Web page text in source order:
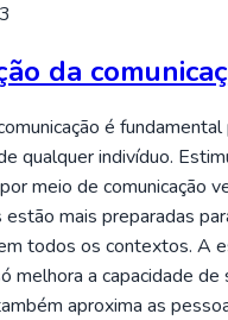
da
é fundamental
qualquer indivíduo.
meio de comunicação
mais preparadas
todos os contextos. A
melhora a capacidade de
aproxima as